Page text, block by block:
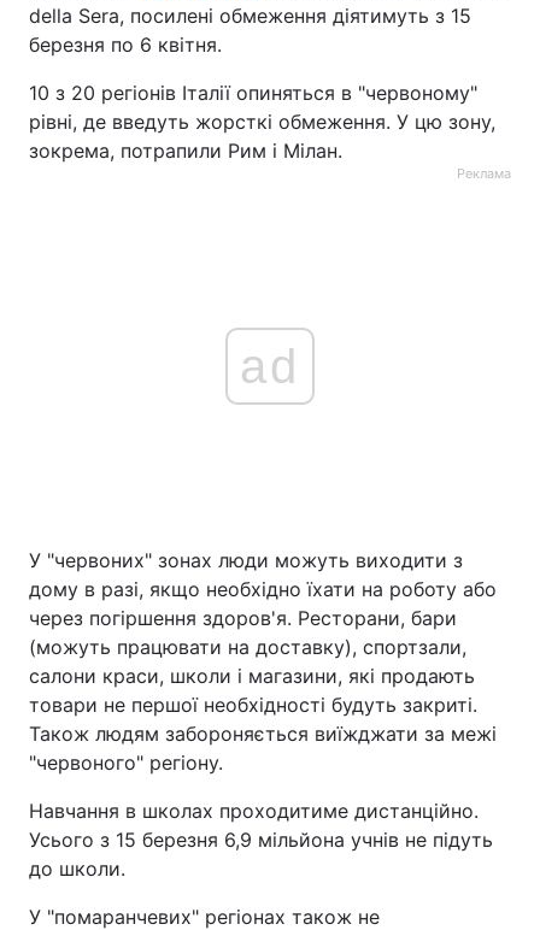
della Sera, посилені обмеження діятимуть з 15
березня по 6 квітня.
10 з 20 регіонів Італії опиняться в "червоному"
рівні, де введуть жорсткі обмеження. У цю зону,
зокрема, потрапили Рим і Мілан.
Реклама
ad
У "червоних" зонах люди можуть виходити з
дому в разі, якщо необхідно їхати на роботу або
через погіршення здоров'я. Ресторани, бари
(можуть працювати на доставку), спортзали,
салони краси, школи і магазини, які продають
товари не першої необхідності будуть закриті.
Також людям забороняється виїжджати за межі
"червоного" регіону.
Навчання в школах проходитиме дистанційно.
Усього з 15 березня 6,9 мільйона учнів не підуть
до школи.
У "помаранчевих" регіонах також не